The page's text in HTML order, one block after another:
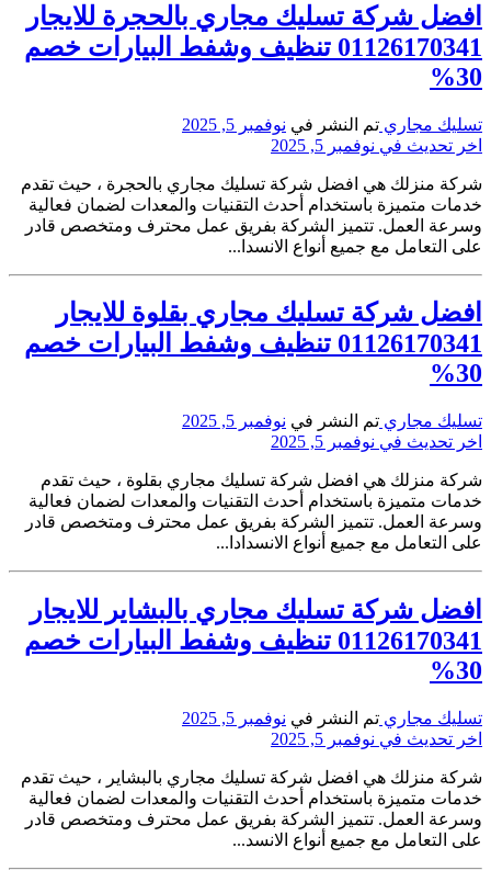
افضل شركة تسليك مجاري بالحجرة للايجار
01126170341 تنظيف وشفط البيارات خصم
30%
تسليك مجاري تم النشر في نوفمبر 5, 2025
اخر تحديث في نوفمبر 5, 2025
شركة منزلك هي افضل شركة تسليك مجاري بالحجرة ، حيث تقدم
خدمات متميزة باستخدام أحدث التقنيات والمعدات لضمان فعالية
وسرعة العمل. تتميز الشركة بفريق عمل محترف ومتخصص قادر
على التعامل مع جميع أنواع الانسدا...
افضل شركة تسليك مجاري بقلوة للايجار
01126170341 تنظيف وشفط البيارات خصم
30%
تسليك مجاري تم النشر في نوفمبر 5, 2025
اخر تحديث في نوفمبر 5, 2025
شركة منزلك هي افضل شركة تسليك مجاري بقلوة ، حيث تقدم
خدمات متميزة باستخدام أحدث التقنيات والمعدات لضمان فعالية
وسرعة العمل. تتميز الشركة بفريق عمل محترف ومتخصص قادر
على التعامل مع جميع أنواع الانسدادا...
افضل شركة تسليك مجاري بالبشاير للايجار
01126170341 تنظيف وشفط البيارات خصم
30%
تسليك مجاري تم النشر في نوفمبر 5, 2025
اخر تحديث في نوفمبر 5, 2025
شركة منزلك هي افضل شركة تسليك مجاري بالبشاير ، حيث تقدم
خدمات متميزة باستخدام أحدث التقنيات والمعدات لضمان فعالية
وسرعة العمل. تتميز الشركة بفريق عمل محترف ومتخصص قادر
على التعامل مع جميع أنواع الانسد...